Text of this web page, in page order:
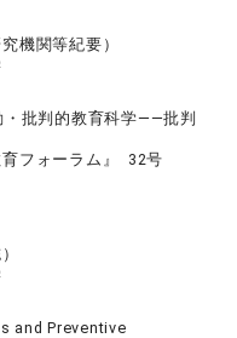
機関等紀要）
・批判的教育科学――批判
フォーラム』 32号
and Preventive